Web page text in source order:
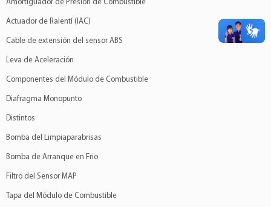
Amortiguador de Presión de Combustible
Actuador de Ralentí (IAC)
Cable de extensión del sensor ABS
Leva de Aceleración
Componentes del Módulo de Combustible
Diafragma Monopunto
Distintos
Bomba del Limpiaparabrisas
Bomba de Arranque en Frio
Filtro del Sensor MAP
Tapa del Módulo de Combustible